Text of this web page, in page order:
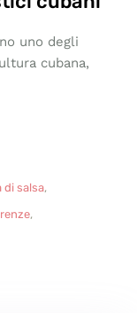
uno degli
cubana,
di salsa,
,